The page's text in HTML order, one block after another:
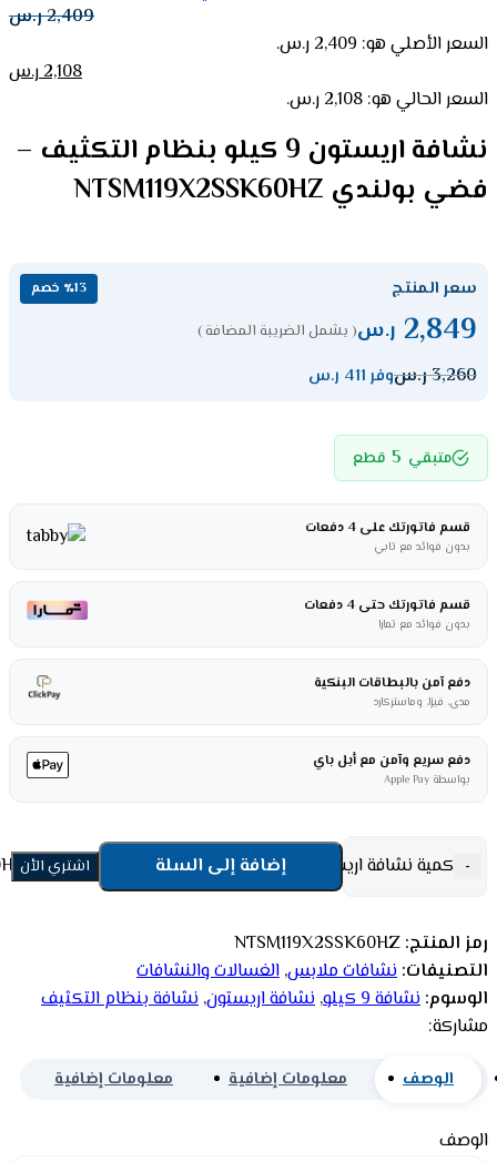
2,409ر.س
السعر الأصلي هو: 2,409 ر.س.
2,108ر.س
السعر الحالي هو: 2,108 ر.س.
نشافة اريستون 9 كيلو بنظام التكثيف –
فضي بولندي NTSM119X2SSK60HZ
سعر المنتج ٪13 خصم
2,849 ر.س( يشمل الضريبة المضافة )
3,260ر.سوفر 411 ر.س
متبقي 5 قطع
قسم فاتورتك على 4 دفعات
بدون فوائد مع تابي
قسم فاتورتك حتى 4 دفعات
بدون فوائد مع تمارا
دفع آمن بالبطاقات البنكية
مدى، فيزا، وماستركارد
دفع سريع وآمن مع أبل باي
بواسطة Apple Pay
- كمية نشافة اريستون 9 كيلو بنظام التكثيف - فضي بولندي NTSM119X2SSK60HZ إضافة إلى السلة اشتري الأن
رمز المنتج: NTSM119X2SSK60HZ
التصنيفات: نشافات ملابس, الغسالات والنشافات
الوسوم: نشافة 9 كيلو , نشافة اريستون, نشافة بنظام التكثيف
مشاركة:
الوصف معلومات إضافية معلومات إضافية
الوصف